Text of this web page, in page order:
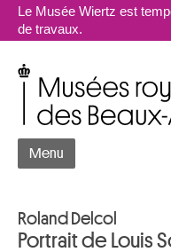
Le Musée Wiertz est
de travaux.
Menu
Roland Delcol
Portrait de Louis